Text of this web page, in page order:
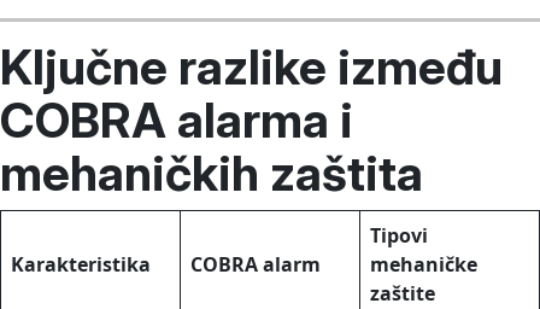
Ključne razlike između
COBRA alarma i
mehaničkih zaštita
Karakteristika COBRA alarm
Tipovi
mehaničke
zaštite